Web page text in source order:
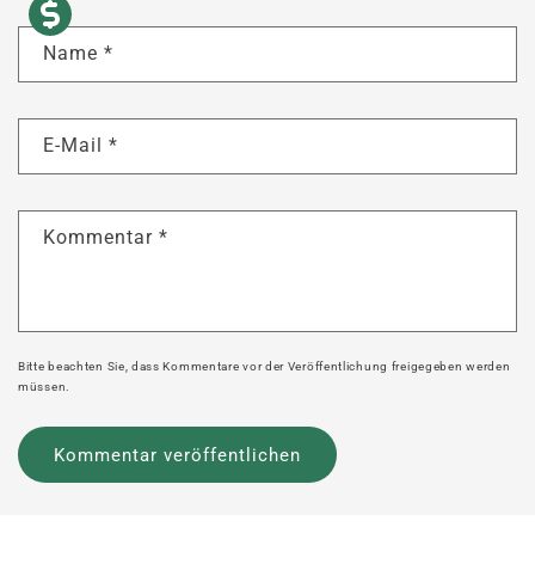
Name *
E-Mail *
Kommentar *
Bitte beachten Sie, dass Kommentare vor der Veröffentlichung freigegeben werden
müssen.